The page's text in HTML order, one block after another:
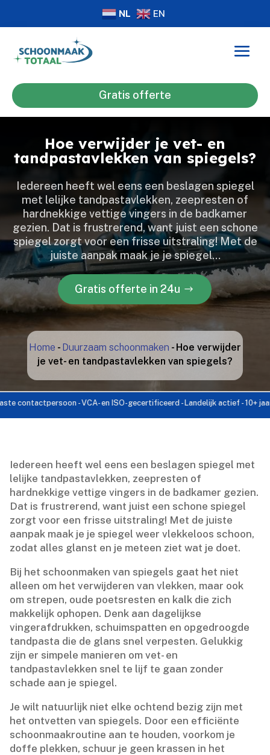
NL EN
Gratis offerte
Hoe verwijder je vet- en
tandpastavlekken van spiegels?
Iedereen heeft wel eens een beslagen spiegel
met lelijke tandpastavlekken, zeepresten of
hardnekkige vettige vingers in de badkamer
gezien.​ Dat is frustrerend, want juist een schone
spiegel zorgt voor een frisse uitstraling! Met de
juiste aanpak maak je je spiegel…
Gratis offerte in 24u
Home - Duurzaam schoonmaken - Hoe verwijder
je vet- en tandpastavlekken van spiegels?
- VCA- en ISO-gecertificeerd - Landelijk actief - 10+ jaar
Iedereen heeft wel eens een beslagen spiegel met
lelijke tandpastavlekken, zeepresten of
hardnekkige vettige vingers in de badkamer gezien.​
Dat is frustrerend, want juist een schone spiegel
zorgt voor een frisse uitstraling! Met de juiste
aanpak maak je je spiegel weer vlekkeloos schoon,
zodat alles glanst en je meteen ziet wat je doet.​
Bij het schoonmaken van spiegels gaat het niet
alleen om het verwijderen van vlekken, maar ook
om strepen, oude poetsresten en kalk die zich
makkelijk ophopen.​ Denk aan dagelijkse
vingerafdrukken, schuimspatten en opgedroogde
tandpasta die de glans snel verpesten.​ Gelukkig
zijn er simpele manieren om vet- en
tandpastavlekken snel te lijf te gaan zonder
schade aan je spiegel.​
Je wilt natuurlijk niet elke ochtend bezig zijn met
het ontvetten van spiegels.​ Door een efficiënte
schoonmaakroutine aan te houden, voorkom je
doffe plekken, schuur je geen krassen in het